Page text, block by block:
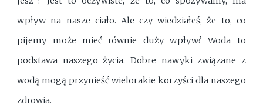
wpływ na nasze ciało. Ale czy wiedziałeś, że to, co
pijemy może mieć równie duży wpływ? Woda to
podstawa naszego życia. Dobre nawyki związane z
wodą mogą przynieść wielorakie korzyści dla naszego
zdrowia.